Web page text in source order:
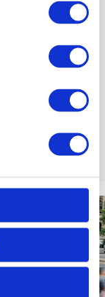
solo e inizia a
in opportunità.
che vogliono